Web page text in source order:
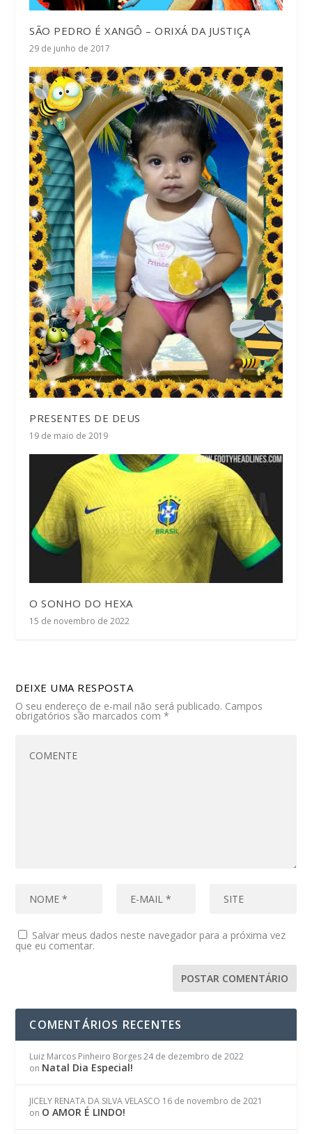
SÃO PEDRO É XANGÔ – ORIXÁ DA JUSTIÇA
29 de junho de 2017
PRESENTES DE DEUS
19 de maio de 2019
O SONHO DO HEXA
15 de novembro de 2022
DEIXE UMA RESPOSTA
O seu endereço de e-mail não será publicado. Campos
obrigatórios são marcados com*
Salvar meus dados neste navegador para a próxima vez
que eu comentar.
COMENTÁRIOS RECENTES
Luiz Marcos Pinheiro Borges 24 de dezembro de 2022
on Natal Dia Especial!
JICELY RENATA DA SILVA VELASCO 16 de novembro de 2021
on O AMOR É LINDO!